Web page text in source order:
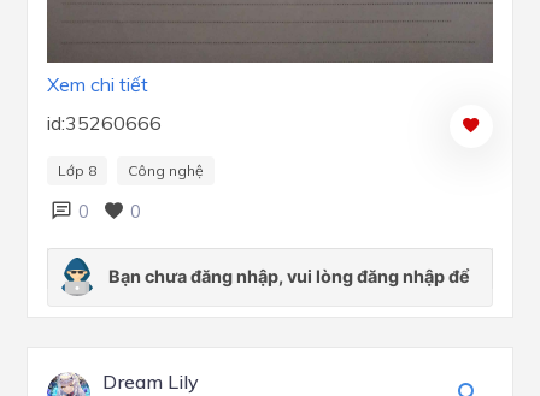
Xem chi tiết
id:35260666
Lớp 8 Công nghệ
0 0
Dream Lily